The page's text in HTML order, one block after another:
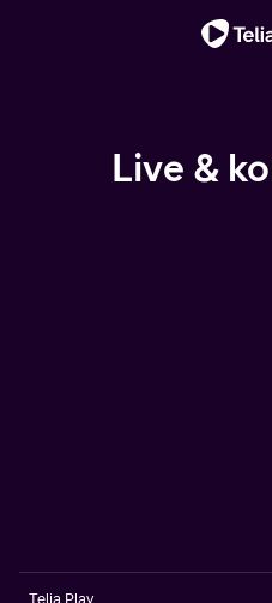
Live &
Telia Play